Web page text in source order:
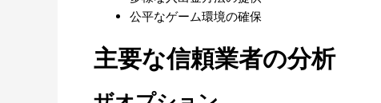
公平なゲーム環境の確保
主要な信頼業者の分析